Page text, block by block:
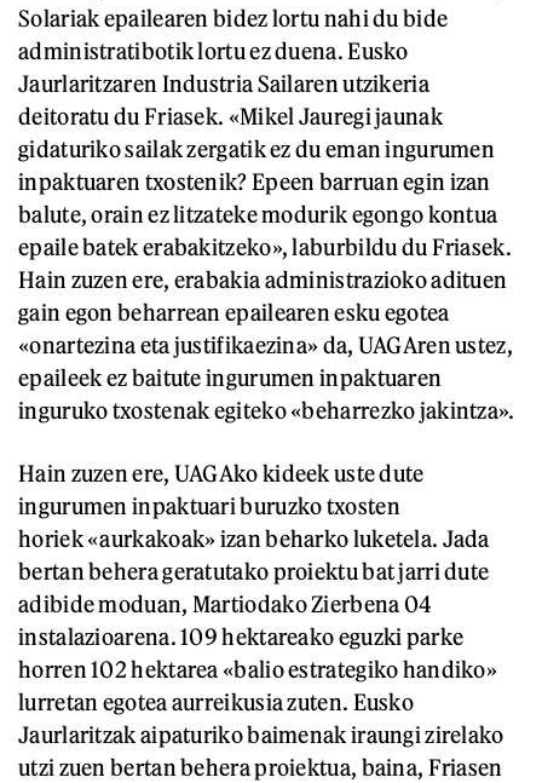
Solariak epailearen bidez lortu nahi du bide
administratibotik lortu ez duena. Eusko
Jaurlaritzaren Industria Sailaren utzikeria
deitoratu du Friasek. «Mikel Jauregi jaunak
gidaturiko sailak zergatik ez du eman ingurumen
inpaktuaren txostenik? Epeen barruan egin izan
balute, orain ez litzateke modurik egongo kontua
epaile batek erabakitzeko», laburbildu du Friasek.
Hain zuzen ere, erabakia administrazioko adituen
gain egon beharrean epailearen esku egotea
«onartezina eta justifikaezina» da, UAGAren ustez,
epaileek ez baitute ingurumen inpaktuaren
inguruko txostenak egiteko «beharrezko jakintza».
Hain zuzen ere, UAGAko kideek uste dute
ingurumen inpaktuari buruzko txosten
horiek «aurkakoak» izan beharko luketela. Jada
bertan behera geratutako proiektu bat jarri dute
adibide moduan, Martiodako Zierbena 04
instalazioarena. 109 hektareako eguzki parke
horren 102 hektarea «balio estrategiko handiko»
lurretan egotea aurreikusia zuten. Eusko
Jaurlaritzak aipaturiko baimenak iraungi zirelako
utzi zuen bertan behera proiektua, baina, Friasen